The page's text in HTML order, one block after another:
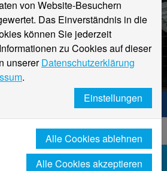
Niederrhein. Dein Weg.
News-Detailseite
von Website-Besuchern
Das Einverständnis in die
können Sie jederzeit
zu Cookies auf dieser
unsererDatenschutzerklärung
.
Einstellungen
Alle Cookies ablehnen
Alle Cookies akzeptieren